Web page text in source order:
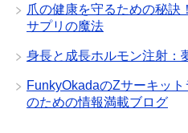
爪の健康を守るための秘訣
サプリの魔法
身長と成長ホルモン注射：
FunkyOkadaのZサーキッ
のための情報満載ブログ